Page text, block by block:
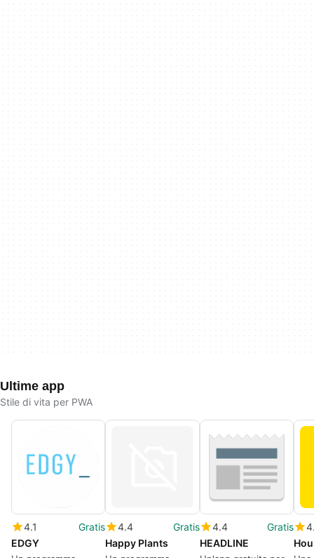
Ultime app
Stile di vita per PWA
4.1
Gratis
EDGY
4.4
Gratis
Happy Plants
4.4
Gratis
HEADLINE